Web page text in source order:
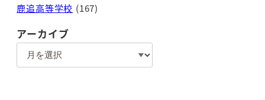
鹿追高等学校 (167)
アーカイブ